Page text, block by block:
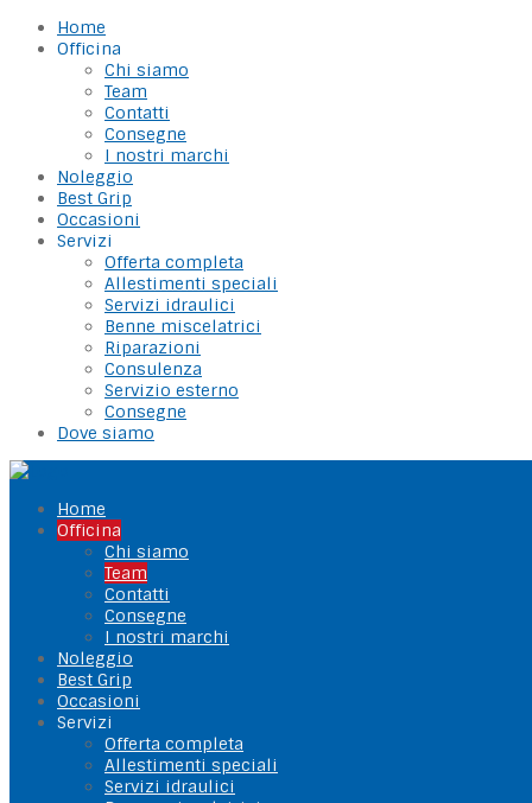
Home
Officina
Chi siamo
Team
Contatti
Consegne
I nostri marchi
Noleggio
Best Grip
Occasioni
Servizi
Offerta completa
Allestimenti speciali
Servizi idraulici
Benne miscelatrici
Riparazioni
Consulenza
Servizio esterno
Consegne
Dove siamo
Home
Officina
Chi siamo
Team
Contatti
Consegne
I nostri marchi
Noleggio
Best Grip
Occasioni
Servizi
Offerta completa
Allestimenti speciali
Servizi idraulici